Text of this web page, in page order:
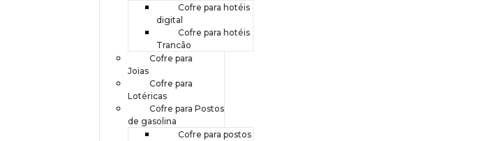
Cofre para hotéis
digital
Cofre para hotéis
Trancão
Cofre para
Joias
Cofre para
Lotéricas
Cofre para Postos
de gasolina
Cofre para postos